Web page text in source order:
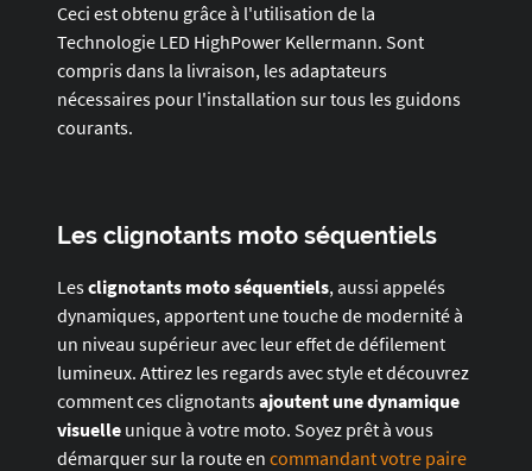
Ceci est obtenu grâce à l'utilisation de la
Technologie LED HighPower Kellermann. Sont
compris dans la livraison, les adaptateurs
nécessaires pour l'installation sur tous les guidons
courants.
Les clignotants moto séquentiels
Lesclignotants moto séquentiels, aussi appelés
dynamiques, apportent une touche de modernité à
un niveau supérieur avec leur effet de défilement
lumineux. Attirez les regards avec style et découvrez
comment ces clignotantsajoutent une dynamique
visuelle unique à votre moto. Soyez prêt à vous
démarquer sur la route en commandant votre paire